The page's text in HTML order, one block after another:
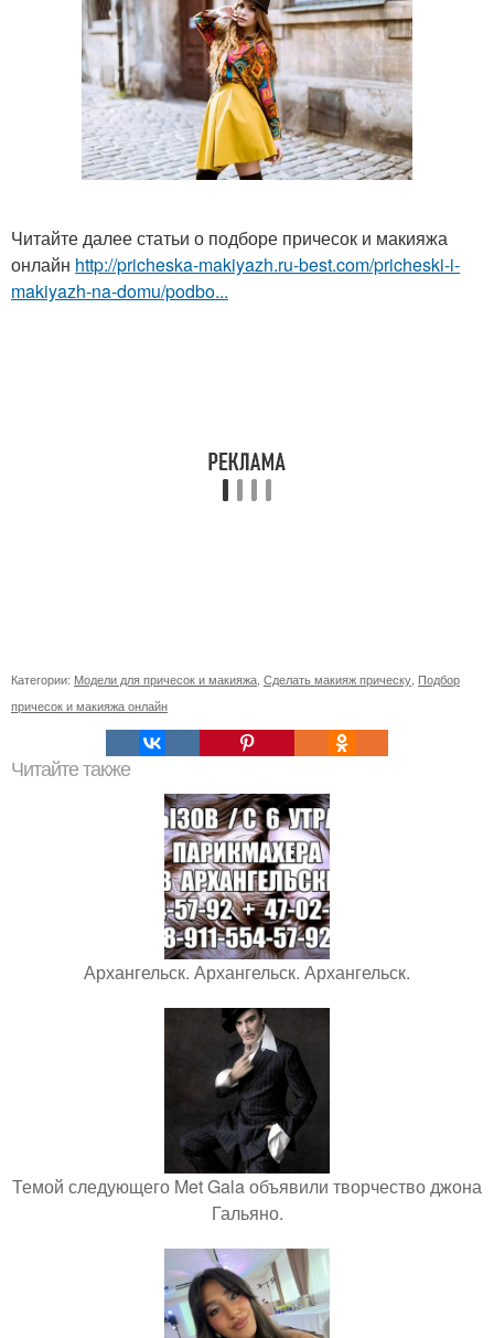
Читайте далее статьи о подборе причесок и макияжа
онлайн http://pricheska-makiyazh.ru-best.com/pricheski-i-
makiyazh-na-domu/podbo...
Категории: Модели для причесок и макияжа Сделать макияж прическу Подбор
причесок и макияжа онлайн
Читайте также
Архангельск. Архангельск. Архангельск.
Темой следующего Met Gala объявили творчество джона
Гальяно.